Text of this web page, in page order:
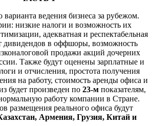
ведения бизнеса за рубежом.
низкие налоги и возможность их
адекватная и респектабельная
дивидендов в оффшоры, возможность
продажи акций дочерних
Также будут оценены зарплатные и
и отчисления, простота получения
на работу, стоимость аренды офиса и
будет произведен по 23-м показателям,
работу компании в Стране.
размещения реального офиса будут
Армения, Грузия, Китай и